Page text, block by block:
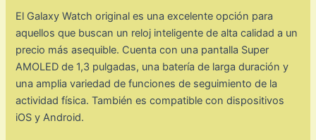
El Galaxy Watch original es una excelente opción para
aquellos que buscan un reloj inteligente de alta calidad a un
precio más asequible. Cuenta con una pantalla Super
AMOLED de 1,3 pulgadas, una batería de larga duración y
una amplia variedad de funciones de seguimiento de la
actividad física. También es compatible con dispositivos
iOS y Android.